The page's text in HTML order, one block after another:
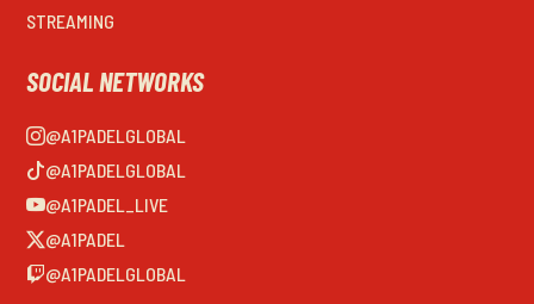
STREAMING
SOCIAL NETWORKS
@A1PADELGLOBAL
@A1PADELGLOBAL
@A1PADEL_LIVE
@A1PADEL
@A1PADELGLOBAL